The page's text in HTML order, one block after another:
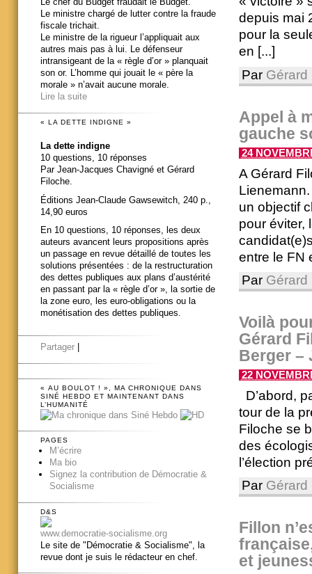
depuis mai
pour la
en [...]
Par Gérard
Appel à
gauche
24
A Gérard
un objectif
pour éviter,
entre le FN
Par Gérard
Voilà
Gérard
Berger –
22
D’abord,
tour de la
Filoche se
des
l’élection
Par Gérard
Fillon
et
Le ministre chargé de lutter contre la fraude
fiscale trichait.
Le ministre de la rigueur l’appliquait aux
autres mais pas à lui. Le défenseur
intransigeant de la « règle d’or » planquait
son or. L’homme qui jouait le « père la
morale » n’avait aucune morale.
Lire la suite
« LA DETTE INDIGNE »
La dette indigne
10 questions, 10 réponses
Par Jean-Jacques Chavigné et Gérard
Filoche.
Éditions Jean-Claude Gawsewitch, 240 p.,
14,90 euros
En 10 questions, 10 réponses, les deux
auteurs avancent leurs propositions après
un passage en revue détaillé de toutes les
solutions présentées : de la restructuration
des dettes publiques aux plans d’austérité
en passant par la « règle d’or », la sortie de
la zone euro, les euro-obligations ou la
monétisation des dettes publiques.
Partager
« AU BOULOT ! », MA CHRONIQUE DANS
SINÉ HEBDO ET MAINTENANT DANS
L’HUMANITÉ
PAGES
M’écrire
Ma bio
Signez la contribution de Démocratie &
Socialisme
D&S
www.democratie-socialisme.org
Le site de "Démocratie & Socialisme", la
revue dont je suis le rédacteur en chef.